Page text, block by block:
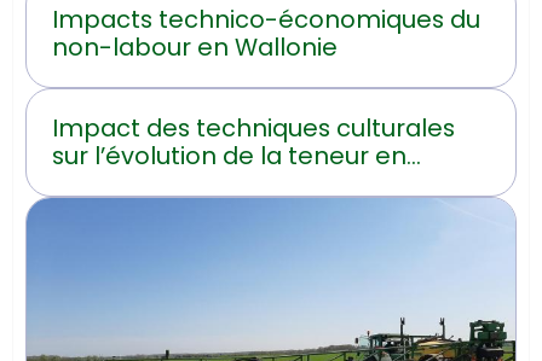
Impacts technico-économiques du
non-labour en Wallonie
Impact des techniques culturales
sur l’évolution de la teneur en